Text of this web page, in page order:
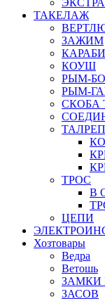
ТАКЕЛАЖ
ЗАЖИМ
КОУШ
РЫМ-
РЫМ-
СКОБА
ТАЛРЕП
ТРОС
В
ЦЕПИ
Хозтовары
Ведра
Ветошь
ЗАМКИ
ЗАСОВ